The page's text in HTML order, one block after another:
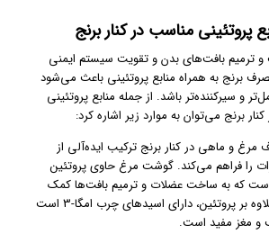
و ترمیم بافت‌های بدن و تقویت سیستم ایمنی
برنج به همراه منابع پروتئینی باعث می‌شود
و سیرکننده‌تر باشد. از جمله منابع پروتئینی
برنج می‌توان به موارد زیر اشاره کرد:
و ماهی در کنار برنج ترکیب ایده‌آلی از
را فراهم می‌کند. گوشت مرغ حاوی پروتئین
که به ساخت عضلات و ترمیم بافت‌ها کمک
می‌کند. ماهی نیز علاوه بر پروتئین، دارای اسیدهای چرب امگا-3 است
و مغز مفید است.